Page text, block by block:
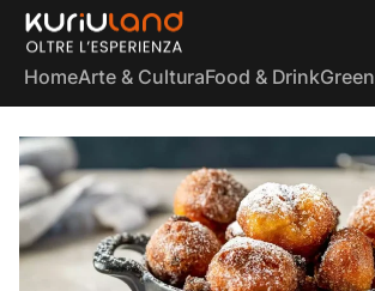
HomeArte & CulturaFood & DrinkGreen